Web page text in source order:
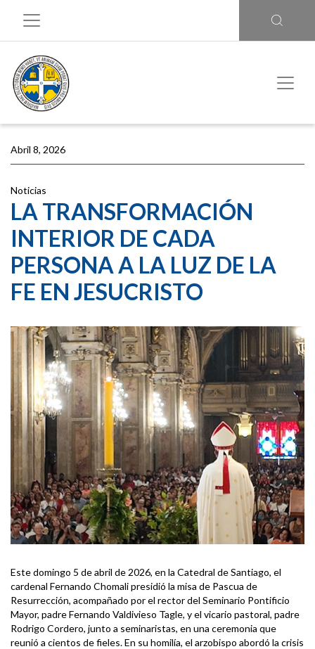
Abril 8, 2026
Noticias
LA TRANSFORMACIÓN
INTERIOR DE CADA
PERSONA A LA LUZ DE LA
FE EN JESUCRISTO
Este domingo 5 de abril de 2026, en la Catedral de Santiago, el
cardenal Fernando Chomali presidió la misa de Pascua de
Resurrección, acompañado por el rector del Seminario Pontificio
Mayor, padre Fernando Valdivieso Tagle, y el vicario pastoral, padre
Rodrigo Cordero, junto a seminaristas, en una ceremonia que
reunió a cientos de fieles. En su homilía, el arzobispo abordó la crisis